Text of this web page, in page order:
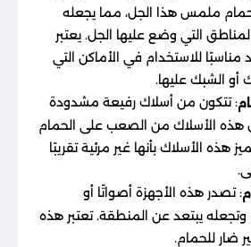
ملمس هذا الجل، مما يجعله
التي وضع عليها الجل. يعتبر
مناسبًا للاستخدام في الأماكن التي
أو الشبك عليها.
: تتكون من أسلاك رفيعة مشدودة
هذه الأسلاك من الصعب على الحمام
هذه الأسلاك بأنها غير مرئية تقريبًا
: تصدر هذه الأجهزة أصواتًا أو
وتجعله يبتعد عن المنطقة. تعتبر هذه
ضار للحمام.